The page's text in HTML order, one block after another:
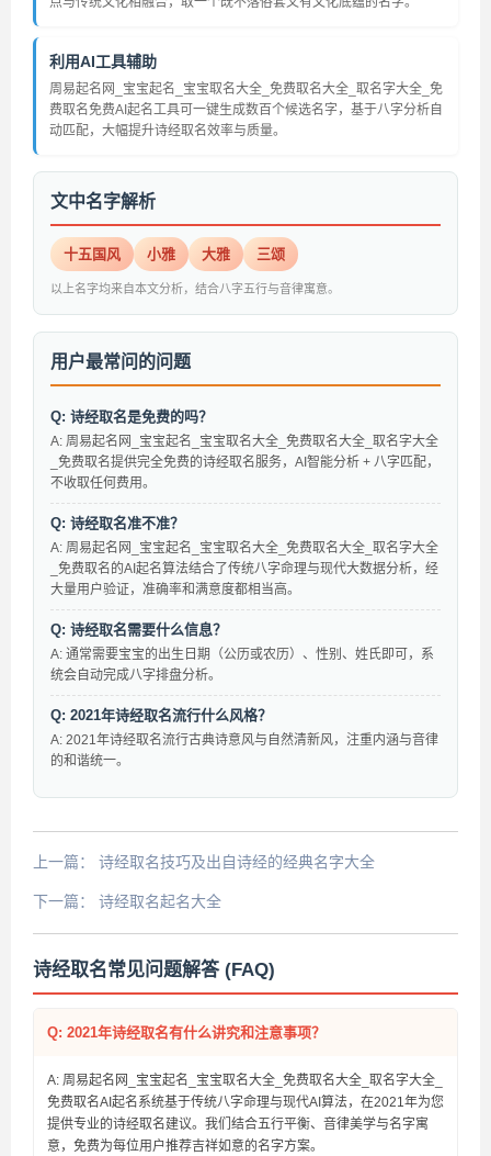
利用AI工具辅助
周易起名网_宝宝起名_宝宝取名大全_免费取名大全_取名字大全_免
费取名免费AI起名工具可一键生成数百个候选名字，基于八字分析自
动匹配，大幅提升诗经取名效率与质量。
文中名字解析
十五国风 小雅 大雅 三颂
以上名字均来自本文分析，结合八字五行与音律寓意。
用户最常问的问题
Q: 诗经取名是免费的吗？
A: 周易起名网_宝宝起名_宝宝取名大全_免费取名大全_取名字大全
_免费取名提供完全免费的诗经取名服务，AI智能分析 + 八字匹配，
不收取任何费用。
Q: 诗经取名准不准？
A: 周易起名网_宝宝起名_宝宝取名大全_免费取名大全_取名字大全
_免费取名的AI起名算法结合了传统八字命理与现代大数据分析，经
大量用户验证，准确率和满意度都相当高。
Q: 诗经取名需要什么信息？
A: 通常需要宝宝的出生日期（公历或农历）、性别、姓氏即可，系
统会自动完成八字排盘分析。
Q: 2021年诗经取名流行什么风格？
A: 2021年诗经取名流行古典诗意风与自然清新风，注重内涵与音律
的和谐统一。
上一篇： 诗经取名技巧及出自诗经的经典名字大全
下一篇： 诗经取名起名大全
诗经取名常见问题解答 (FAQ)
Q: 2021年诗经取名有什么讲究和注意事项？
A: 周易起名网_宝宝起名_宝宝取名大全_免费取名大全_取名字大全_
免费取名AI起名系统基于传统八字命理与现代AI算法，在2021年为您
提供专业的诗经取名建议。我们结合五行平衡、音律美学与名字寓
意，免费为每位用户推荐吉祥如意的名字方案。